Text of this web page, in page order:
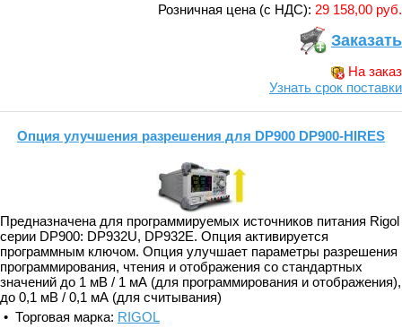
Розничная цена (с НДС): 29 158,00 руб.
Заказать
На заказ
Узнать срок поставки
Опция улучшения разрешения для DP900 DP900-HIRES
Предназначена для программируемых источников питания Rigol
серии DP900: DP932U, DP932E. Опция активируется
программным ключом. Опция улучшает параметры разрешения
программирования, чтения и отображения со стандартных
значений до 1 мВ / 1 мА (для программирования и отображения),
до 0,1 мВ / 0,1 мА (для считывания)
• Торговая марка: RIGOL